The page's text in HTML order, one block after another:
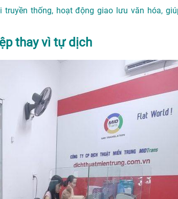
truyền thống, hoạt động giao lưu văn hóa,
thay vì tự dịch